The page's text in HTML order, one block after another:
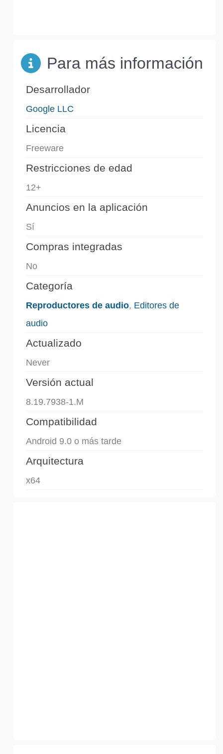
Para más información
Desarrollador
Google LLC
Licencia
Freeware
Restricciones de edad
12+
Anuncios en la aplicación
Sí
Compras integradas
No
Categoría
Reproductores de audio, Editores de
audio
Actualizado
Never
Versión actual
8.19.7938-1.M
Compatibilidad
Android 9.0 o más tarde
Arquitectura
x64